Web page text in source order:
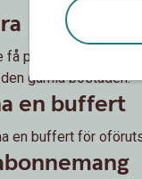
post? Gör
gamla bostaden.
en buffert
en buffert för